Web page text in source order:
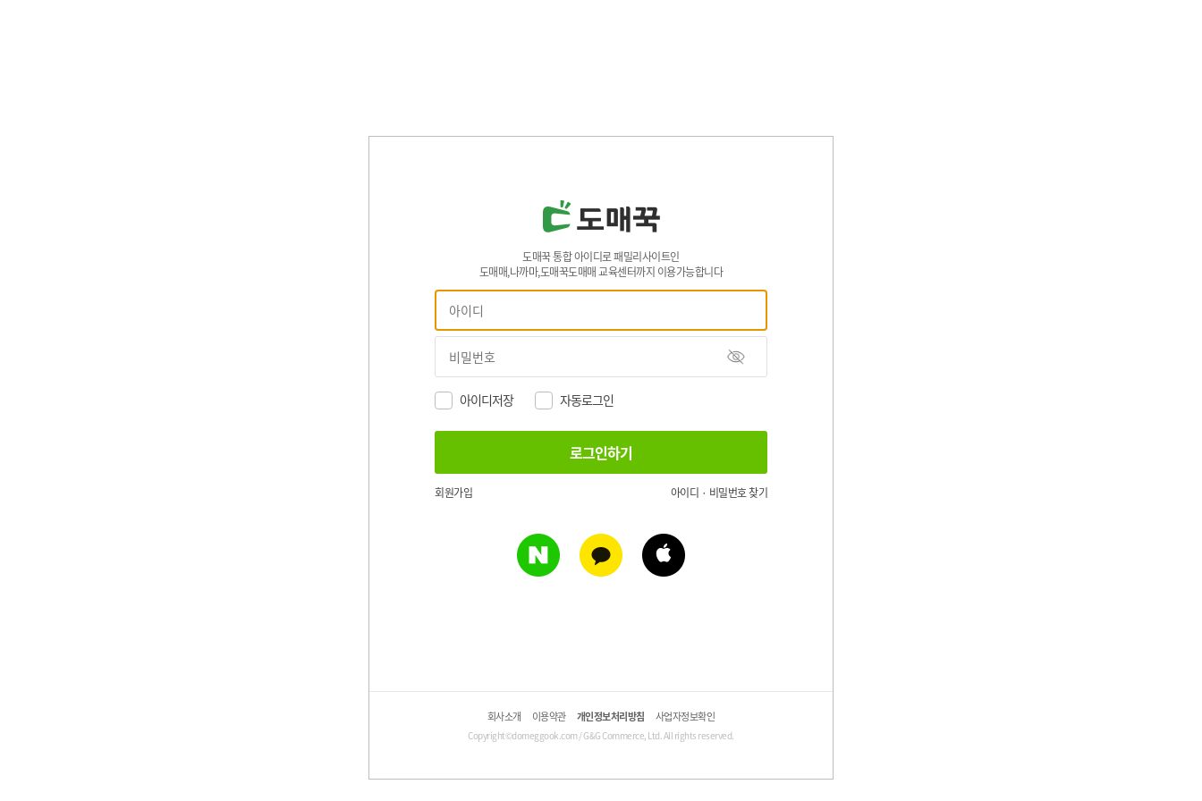
도매꾹 통합 아이디로 패밀리사이트인
도매매,나까마,도매꾹도매매 교육센터까지 이용가능합니다
아이디저장 자동로그인
회원가입 아이디 · 비밀번호 찾기
회사소개 이용약관 개인정보처리방침 사업자정보확인
Copyright©domeggook.com / G&G Commerce, Ltd. All rights reserved.